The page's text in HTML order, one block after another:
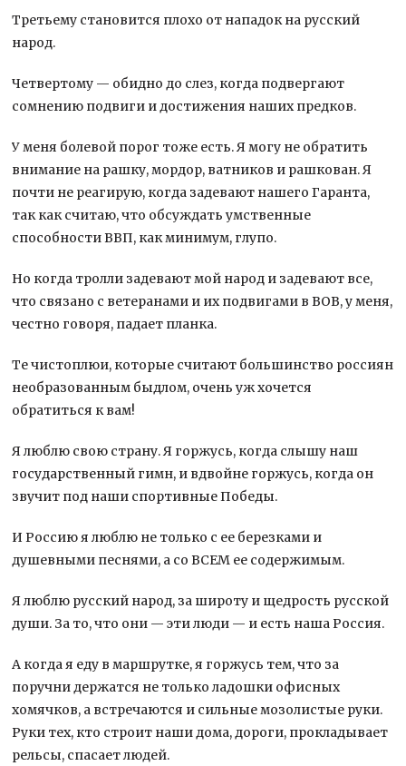
Третьему становится плохо от нападок на русский
народ.
Четвертому — обидно до слез, когда подвергают
сомнению подвиги и достижения наших предков.
У меня болевой порог тоже есть. Я могу не обратить
внимание на рашку, мордор, ватников и рашкован. Я
почти не реагирую, когда задевают нашего Гаранта,
так как считаю, что обсуждать умственные
способности ВВП, как минимум, глупо.
Но когда тролли задевают мой народ и задевают все,
что связано с ветеранами и их подвигами в ВОВ, у меня,
честно говоря, падает планка.
Те чистоплюи, которые считают большинство россиян
необразованным быдлом, очень уж хочется
обратиться к вам!
Я люблю свою страну. Я горжусь, когда слышу наш
государственный гимн, и вдвойне горжусь, когда он
звучит под наши спортивные Победы.
И Россию я люблю не только с ее березками и
душевными песнями, а со ВСЕМ ее содержимым.
Я люблю русский народ, за широту и щедрость русской
души. За то, что они — эти люди — и есть наша Россия.
А когда я еду в маршрутке, я горжусь тем, что за
поручни держатся не только ладошки офисных
хомячков, а встречаются и сильные мозолистые руки.
Руки тех, кто строит наши дома, дороги, прокладывает
рельсы, спасает людей.